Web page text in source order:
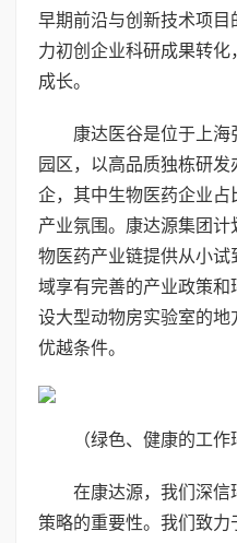
早期前沿与创新技术项
力初创企业科研成果转
成长。
康达医谷是位于上
园区，以高品质独栋研
企，其中生物医药企业
产业氛围。康达源集团
物医药产业链提供从小
域享有完善的产业政策
设大型动物房实验室的地
优越条件。
（绿色、健康的工作
在康达源，我们深信
策略的重要性。我们致